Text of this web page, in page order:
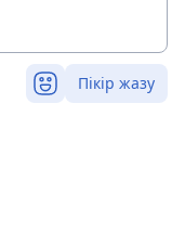
Пікір жазу